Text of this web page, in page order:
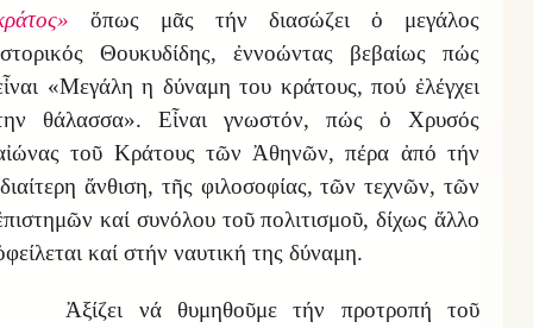
ὅπως μᾶς τήν διασώζει ὁ μεγάλος
Θουκυδίδης, ἐννοώντας βεβαίως πώς
«Μεγάλη η δύναμη του κράτους, πού ἐλέγχει
θάλασσα». Εἶναι γνωστόν, πώς ὁ Χρυσός
τοῦ Κράτους τῶν Ἀθηνῶν, πέρα ἀπό τήν
ἄνθιση, τῆς φιλοσοφίας, τῶν τεχνῶν, τῶν
καί συνόλου τοῦ πολιτισμοῦ, δίχως ἄλλο
καί στήν ναυτική της δύναμη.
Ἀξίζει νά θυμηθοῦμε τήν προτροπή τοῦ